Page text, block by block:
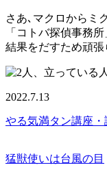
さあ､マクロからミ
「コトバ探偵事務
結果をだすため頑張
2022.7.13
やる気満タン講座
猛獣使いは台風の目